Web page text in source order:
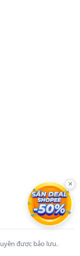
được bảo lưu.
×